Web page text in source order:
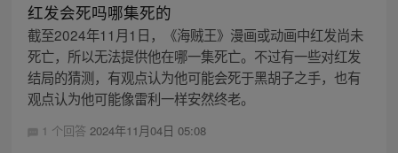
红发会死吗哪集死的
截至2024年11月1日，《海贼王》漫画或动画中红发尚未
死亡，所以无法提供他在哪一集死亡。不过有一些对红发
结局的猜测，有观点认为他可能会死于黑胡子之手，也有
观点认为他可能像雷利一样安然终老。
1 个回答 2024年11月04日 05:08